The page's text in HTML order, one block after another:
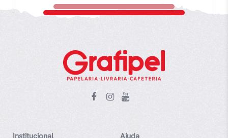
Institucional Ajuda